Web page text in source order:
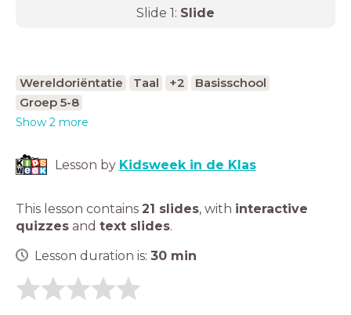
Slide 1: Slide
Wereldoriëntatie Taal +2
Basisschool
Groep 5-8
Show 2 more
Lesson by Kidsweek in de Klas
This lesson contains 21 slides, with interactive
quizzes and text slides.
Lesson duration is: 30 min